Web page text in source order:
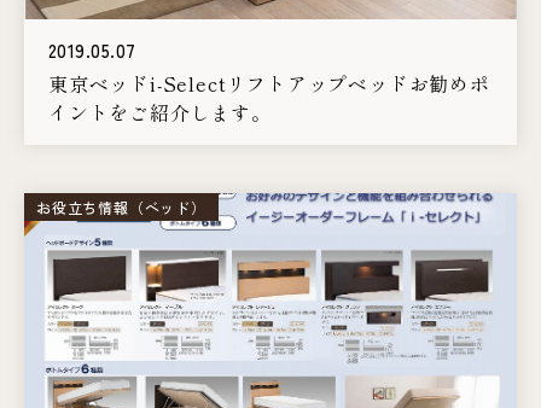
2019.05.07
東京ベッドi-Selectリフトアップベッドお勧めポ
イントをご紹介します。
お役立ち情報（ベッド）